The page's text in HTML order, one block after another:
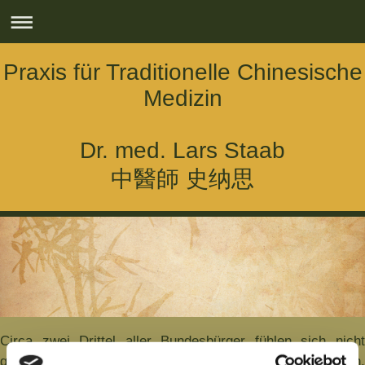
Praxis für Traditionelle Chinesische
Medizin
Dr. med. Lars Staab
中醫師 史纳思
Circa zwei Drittel aller Bundesbürger fühlen sich nicht
gesund. Sie leiden unter Schlafstörungen,